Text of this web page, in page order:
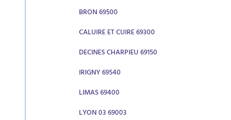
BRON 69500
CALUIRE ET CUIRE 69300
DECINES CHARPIEU 69150
IRIGNY 69540
LIMAS 69400
LYON 03 69003